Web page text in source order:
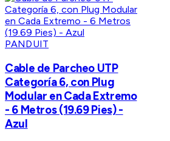
PANDUIT
Cable de Parcheo UTP
Categoría 6, con Plug
Modular en Cada Extremo
- 6 Metros (19.69 Pies) -
Azul